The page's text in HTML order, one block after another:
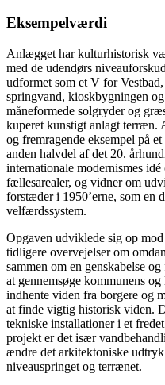
Eksempelværdi
Anlægget har kulturhistorisk
med de udendørs
udformet som et V for
springvand, kioskbygningen
måneformede solgryder og
kuperet kunstigt anlagt terræn.
og fremragende eksempel på
anden halvdel af det 20.
internationale modernismes
fællesarealer, og vidner om
forstæder i 1950’erne, som en
velfærdssystem.
Opgaven udviklede sig op
tidligere overvejelser om
sammen om en genskabelse
at gennemsøge kommunens
indhente viden fra borgere og
at finde vigtig historisk viden.
tekniske installationer i et
projekt er det især
ændre det arkitektoniske
niveauspringet og terrænet.